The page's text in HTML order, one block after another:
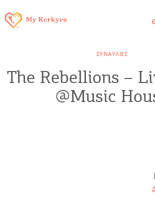
Αξιοθέατα, Αγορά
Παραλίες, Φύση
Διαμονή, Digital Nomads,
Αμάξια, Σκάφη, Ταχι,
ΣΥΝΑΥΛΊΕΣ
The Rebellions –
@Music